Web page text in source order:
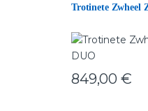
Trotinete Zwheel
849,00€